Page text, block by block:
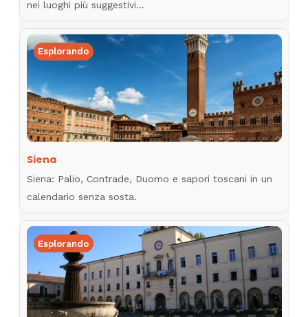
nei luoghi più suggestivi…
Esplorando
Siena
Siena: Palio, Contrade, Duomo e sapori toscani in un
calendario senza sosta.
Esplorando